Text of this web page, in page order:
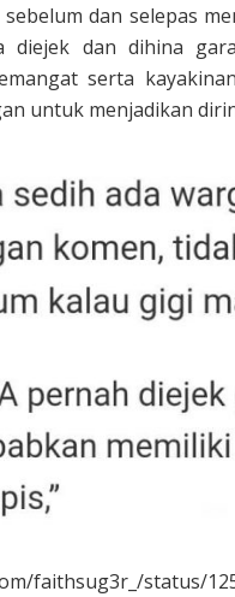
sebelum dan selepas
diejek dan dihina
serta
untuk menjadikan
faithsug3r_/status/